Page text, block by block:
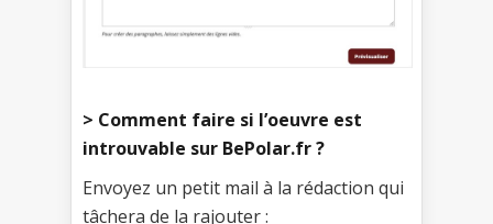
> Comment faire si l’oeuvre est
introuvable sur BePolar.fr ?
Envoyez un petit mail à la rédaction qui
tâchera de la rajouter :